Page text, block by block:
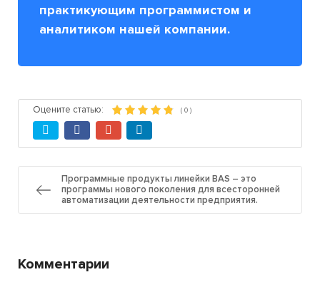
практикующим программистом и
аналитиком нашей компании.
Оцените статью: ( 0 )
Программные продукты линейки BAS – это
программы нового поколения для всесторонней
автоматизации деятельности предприятия.
Комментарии